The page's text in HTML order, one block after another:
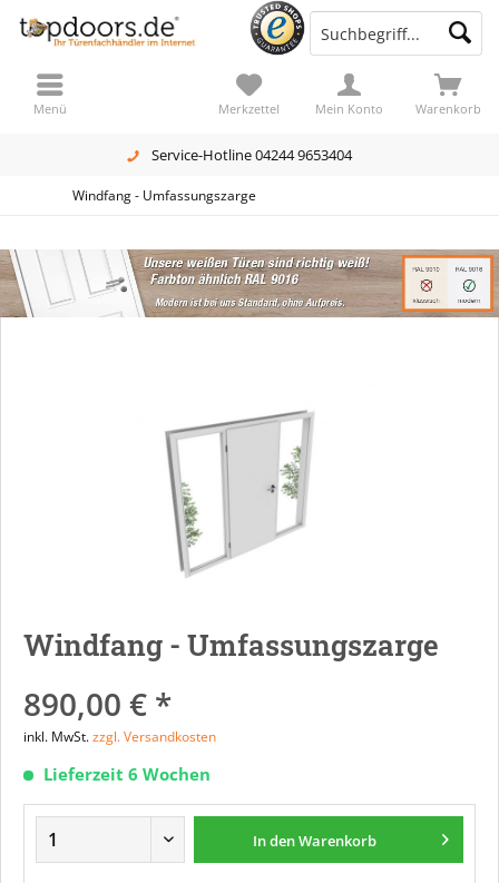
Service-Hotline 04244 9653404
Warenkorb
Merkzettel Mein Konto
Menü
Windfang - Umfassungszarge
Windfang - Umfassungszarge
890,00 € *
inkl. MwSt.zzgl. Versandkosten
Lieferzeit 6 Wochen
In denWarenkorb